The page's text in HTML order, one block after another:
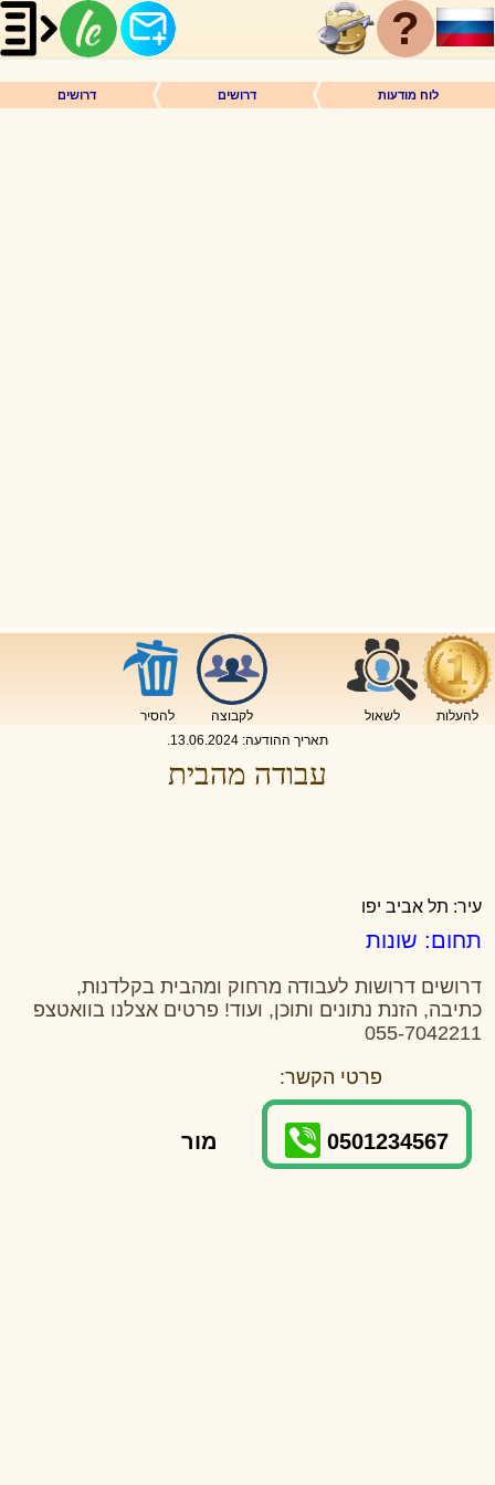
?
לוח מודעות דרושים דרושים
להעלות לשאול לקבוצה
להסיר
תאריך ההודעה: 13.06.2024
.
עבודה מהבית
עיר: תל אביב יפו
תחום: שונות
דרושים דרושות לעבודה מרחוק ומהבית בקלדנות,
כתיבה, הזנת נתונים ותוכן, ועוד! פרטים אצלנו בוואטצפ
055-7042211
פרטי הקשר:
0501234567 מור